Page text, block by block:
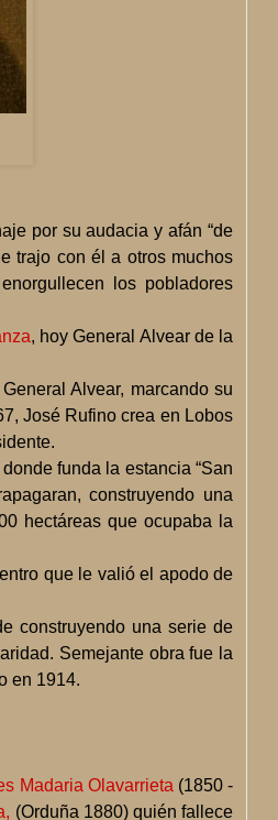
por su audacia y afán “de
trajo con él a otros muchos
los pobladores
, hoy General Alvear de la
Alvear, marcando su
José Rufino crea en Lobos
funda la estancia “San
construyendo una
hectáreas que ocupaba la
que le valió el apodo de
construyendo una serie de
Semejante obra fue la
en 1914.
Madaria Olavarrieta (1850 -
(Orduña 1880) quién fallece